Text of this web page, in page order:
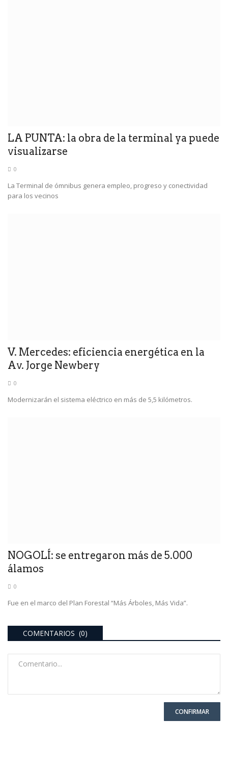
LA PUNTA: la obra de la terminal ya puede
visualizarse
0
La Terminal de ómnibus genera empleo, progreso y conectividad
para los vecinos
V. Mercedes: eficiencia energética en la
Av. Jorge Newbery
0
Modernizarán el sistema eléctrico en más de 5,5 kilómetros.
NOGOLÍ: se entregaron más de 5.000
álamos
0
Fue en el marco del Plan Forestal “Más Árboles, Más Vida”.
COMENTARIOS (0)
CONFIRMAR